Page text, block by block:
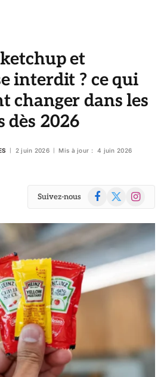
et
interdit ? ce qui
changer dans les
dès 2026
2 juin 2026 Mis à jour : 4 juin 2026
Suivez-nous Facebook
X
Instagram